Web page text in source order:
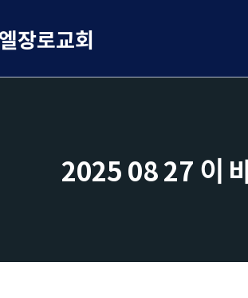
장로교회
2025 08 27 이 바울